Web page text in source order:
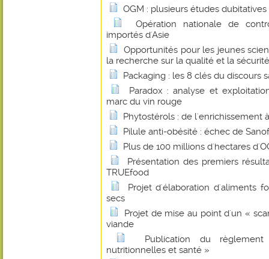
OGM : plusieurs études dubitatives
Opération nationale de
importés d'Asie
Opportunités pour les jeunes
la recherche sur la qualité et la
Packaging : les 8 clés du discours
Paradox : analyse et
marc du vin rouge
Phytostérols : de l'enrichissement
Pilule anti-obésité : échec de
Plus de 100 millions d'hectares
Présentation des premiers
TRUEfood
Projet d'élaboration d'aliments
secs
Projet de mise au point d'un «
viande
Publication du
nutritionnelles et santé »